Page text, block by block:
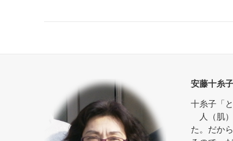
安藤十糸子
十糸子「
人（肌）
た。だか